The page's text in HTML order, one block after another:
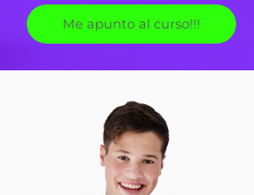
Me apunto al curso!!!